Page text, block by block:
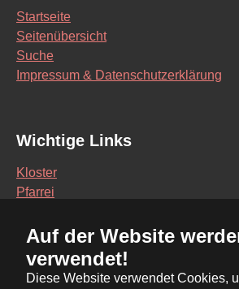
Auf der Website
verwendet!
Diese Website verwendet Cookies,
Startseite
Seitenübersicht
Suche
Impressum & Datenschutzerklärung
Wichtige Links
Kloster
Pfarrei
Vereine
Interaktive Karte